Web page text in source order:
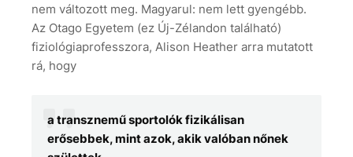
nem változott meg. Magyarul: nem lett gyengébb.
Az Otago Egyetem (ez Új-Zélandon található)
fiziológiaprofesszora, Alison Heather arra mutatott
rá, hogy
a transznemű sportolók fizikálisan
erősebbek, mint azok, akik valóban nőnek